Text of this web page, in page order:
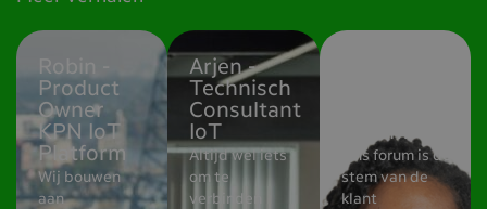
Robin -
Product
Owner
KPN IoT
Platform
Wij bouwen
aan
Arjen -
Technisch
Consultant
IoT
Altijd wel iets
om te
verbinden
Forum
Ons forum is de
stem van de
klant